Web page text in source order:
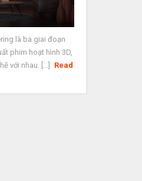
là ba giai đoạn
phim hoạt hình 3D,
với nhau. [...]
Read